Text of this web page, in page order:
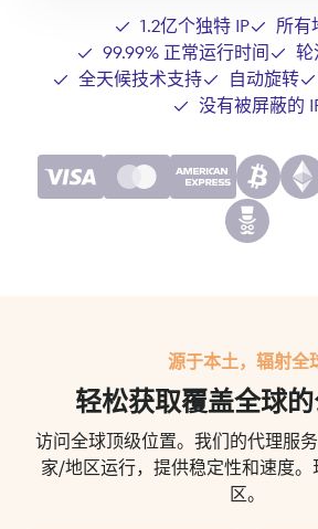
1.2亿个独特 IP
所有
99.99% 正常运行时间
轮
全天候技术支持
自动旋转
没有被屏蔽的
源于本土，辐射全
轻松获取覆盖全球
访问全球顶级位置。我们的代理服
家/地区运行，提供稳定性和速度
区。